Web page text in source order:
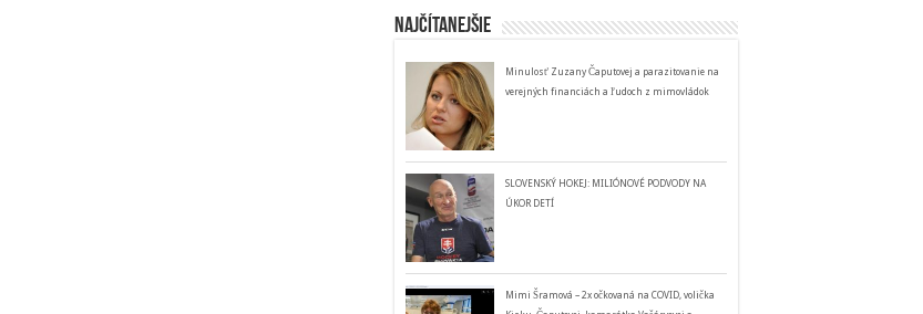
Najčítanejšie
Minulosť Zuzany Čaputovej a parazitovanie na
verejných financiách a ľudoch z mimovládok
SLOVENSKÝ HOKEJ: MILIÓNOVÉ PODVODY NA
ÚKOR DETÍ
Mimi Šramová – 2x očkovaná na COVID, volička